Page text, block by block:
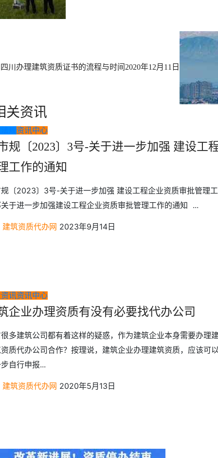
川办理建筑资质证书的流程与时间 2020年12月11日
关资讯
资讯中心
规〔2023〕3号-关于进一步加强 建设工
工作的通知
〔2023〕3号-关于进一步加强 建设工程企业资质审批管理
于进一步加强建设工程企业资质审批管理工作的通知 ...
建筑资质代办网 2023年9月14日
讯资讯中心
企业办理资质有没有必要找代办公司
多建筑公司都有着这样的疑惑，作为建筑企业本身需要办理
质代办公司合作？按理说，建筑企业办理建筑资质，应该可
自行申报...
建筑资质代办网 2020年5月13日